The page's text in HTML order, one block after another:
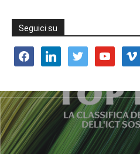
Seguici su
facebooklinkedin twitter youtube vimeo